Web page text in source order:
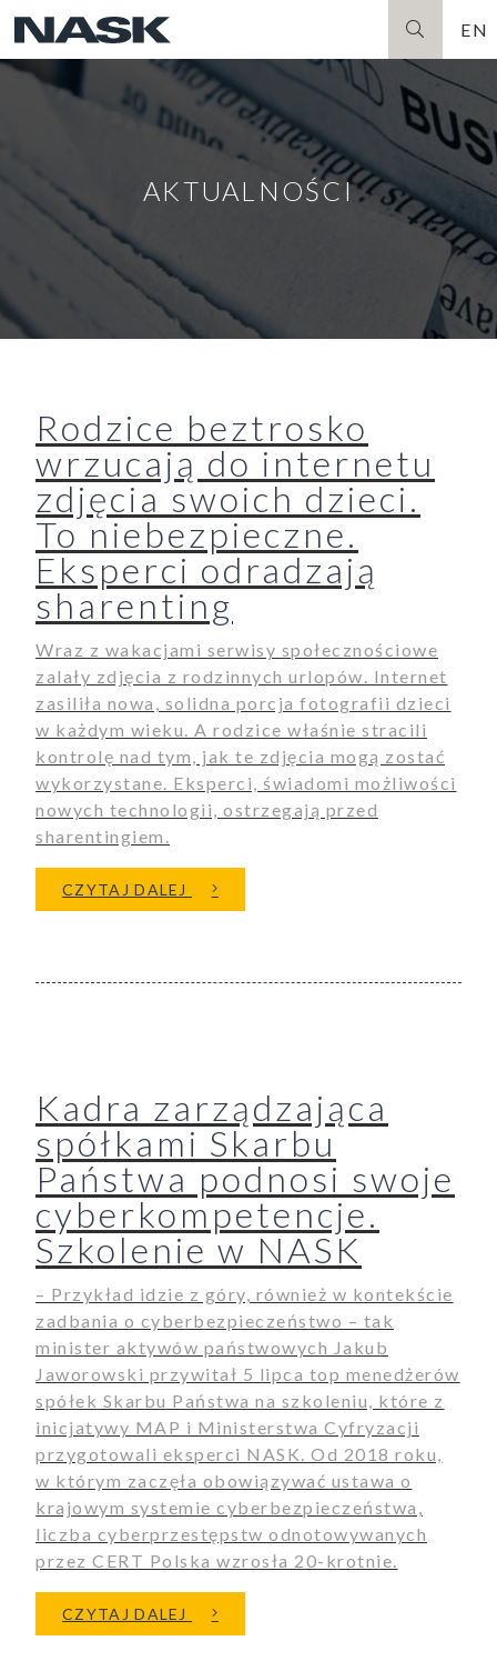
EN
AKTUALNOŚCI
Rodzice beztrosko
wrzucają do internetu
zdjęcia swoich dzieci.
To niebezpieczne.
Eksperci odradzają
sharenting
Wraz z wakacjami serwisy społecznościowe
zalały zdjęcia z rodzinnych urlopów. Internet
zasiliła nowa, solidna porcja fotografii dzieci
w każdym wieku. A rodzice właśnie stracili
kontrolę nad tym, jak te zdjęcia mogą zostać
wykorzystane. Eksperci, świadomi możliwości
nowych technologii, ostrzegają przed
sharentingiem.
CZYTAJ DALEJ O RODZICE BEZTROSKO
Kadra zarządzająca
spółkami Skarbu
Państwa podnosi swoje
cyberkompetencje.
Szkolenie w NASK
– Przykład idzie z góry, również w kontekście
zadbania o cyberbezpieczeństwo – tak
minister aktywów państwowych Jakub
Jaworowski przywitał 5 lipca top menedżerów
spółek Skarbu Państwa na szkoleniu, które z
inicjatywy MAP i Ministerstwa Cyfryzacji
przygotowali eksperci NASK. Od 2018 roku,
w którym zaczęła obowiązywać ustawa o
krajowym systemie cyberbezpieczeństwa,
liczba cyberprzestępstw odnotowywanych
przez CERT Polska wzrosła 20-krotnie.
CZYTAJ DALEJ O KADRA ZARZĄDZAJĄCA